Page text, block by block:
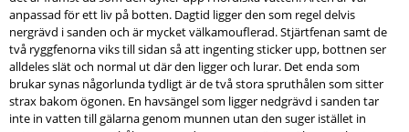
anpassad för ett liv på botten. Dagtid ligger den som regel delvis
nergrävd i sanden och är mycket välkamouflerad. Stjärtfenan samt de
två ryggfenorna viks till sidan så att ingenting sticker upp, bottnen ser
alldeles slät och normal ut där den ligger och lurar. Det enda som
brukar synas någorlunda tydligt är de två stora spruthålen som sitter
strax bakom ögonen. En havsängel som ligger nedgrävd i sanden tar
inte in vatten till gälarna genom munnen utan den suger istället in